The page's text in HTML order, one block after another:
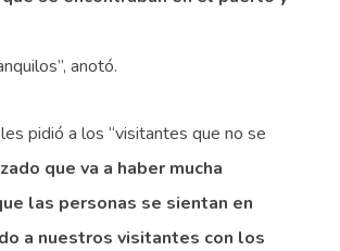
anotó.
pidió a los “visitantes que no se
que va a haber mucha
las personas se sientan en
a nuestros visitantes con los